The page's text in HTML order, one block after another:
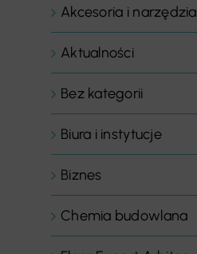
Akcesoria i narzędzia
Aktualności
Bez kategorii
Biura i instytucje
Biznes
Chemia budowlana